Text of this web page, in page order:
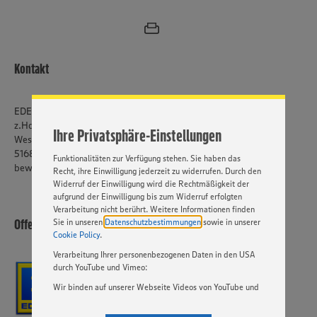
Ihre Privatsphäre-Einstellungen
Wir setzen Cookies und andere Technologien ein, um Ihnen
Cookies und anderer Technologien ist freiwillig und kann
„EINSTELLUNGEN ÄNDERN”. Bitte beachten Sie, dass auf
Basis Ihrer Einstellungen ggf. nicht mehr alle
Funktionalitäten zur Verfügung stehen. Sie haben das
Recht, ihre Einwilligung jederzeit zu widerrufen. Durch den
Widerruf der Einwilligung wird die Rechtmäßigkeit der
aufgrund der Einwilligung bis zum Widerruf erfolgten
Verarbeitung nicht berührt. Weitere Informationen finden
Sie in unseren Datenschutzbestimmungen sowie in unserer
Cookie Policy.
Verarbeitung Ihrer personenbezogenen Daten in den USA
durch YouTube und Vimeo:
Wir binden auf unserer Webseite Videos von YouTube und
Einstellungen bezüglich YouTube und Vimeo zu ändern,
Kontakt
EDEKA Offermann
z.Hd. Jochen Offermann
Westfalenstraße 17
51688 Wipperfürth
bewerbung@edeka-offermann.de
Offermann Frischemarkt oHG